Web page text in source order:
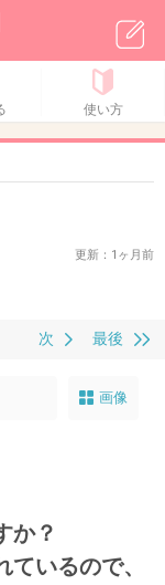
使い方
更新：1ヶ月前
最後
次
画像
か？
いるので、